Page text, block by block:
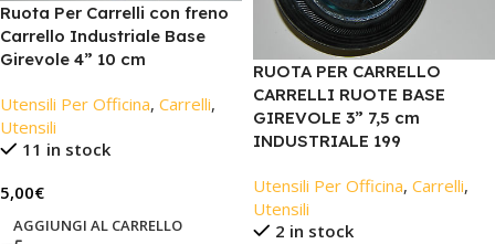
Ruota Per Carrelli con freno
Carrello Industriale Base
Girevole 4” 10 cm
Utensili Per Officina, Carrelli,
Utensili
11 in stock
5,00€
AGGIUNGI AL CARRELLO
RUOTA PER CARRELLO
CARRELLI RUOTE BASE
GIREVOLE 3” 7,5 cm
INDUSTRIALE 199
Utensili Per Officina, Carrelli,
Utensili
2 in stock